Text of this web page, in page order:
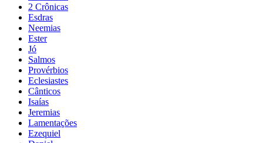
2 Crônicas
Esdras
Neemias
Ester
Jó
Salmos
Provérbios
Eclesiastes
Cânticos
Isaías
Jeremias
Lamentações
Ezequiel